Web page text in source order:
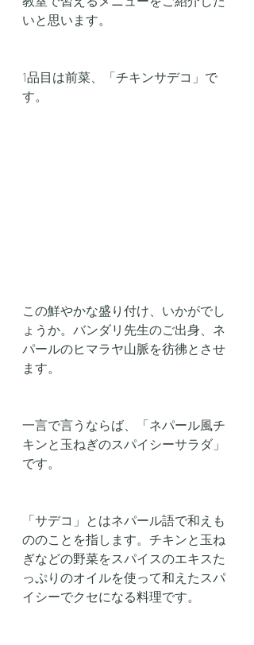
いと思います。
1品目は前菜、「チキンサデコ」で
す。
この鮮やかな盛り付け、いかがでし
ょうか。バンダリ先生のご出身、ネ
パールのヒマラヤ山脈を彷彿とさせ
ます。
一言で言うならば、「ネパール風チ
キンと玉ねぎのスパイシーサラダ」
です。
「サデコ」とはネパール語で和えも
ののことを指します。チキンと玉ね
ぎなどの野菜をスパイスのエキスた
っぷりのオイルを使って和えたスパ
イシーでクセになる料理です。